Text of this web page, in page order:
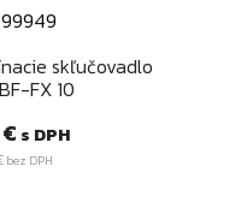
skľučovadlo
FX 10
s DPH
bez DPH
náhľad